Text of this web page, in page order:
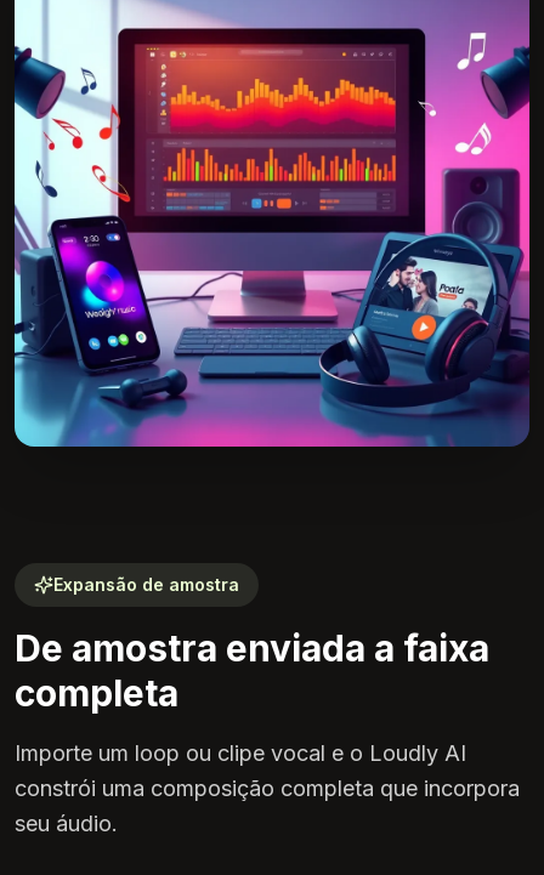
Expansão de amostra
De amostra enviada a faixa
completa
Importe um loop ou clipe vocal e o Loudly AI
constrói uma composição completa que incorpora
seu áudio.